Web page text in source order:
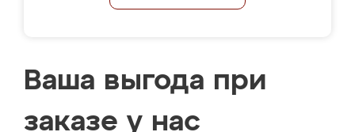
Ваша выгода при
заказе у нас